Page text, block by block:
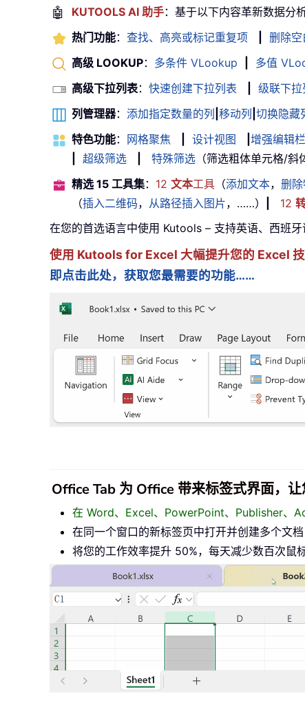
🤖 KUTOOLS AI 助手：基于以下内容革新数据分析
热门功能： 查找、高亮或标记重复项 删除空
高级 LOOKUP： 多条件 VLookup 多值
高级下拉列表： 快速创建下拉列表 级联下拉
列管理器： 添加指定数量的列 移动列 切换隐藏
特色功能： 网格聚焦 设计视图 增强编辑栏
超级筛选 特殊筛选 （筛选粗体单元格/
精选 15 工具集： 12 文本工具 （添加文本， 删
（插入二维码， 从路径插入图片，……） 12
在您的首选语言中使用 Kutools – 支持英语、西班
使用 Kutools for Excel 大幅提升您的 Excel 技
即点击此处，获取您最需要的功能……
Office Tab 为 Office 带来标签式界面，
在 Word、Excel、PowerPoint、Publisher、
在同一个窗口的新标签页中打开并创建多个文档
将您的工作效率提升 50%，每天减少数百次鼠标